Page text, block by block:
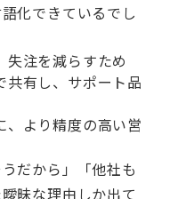
化できているでし
注を減らすため
共有し、サポート品
、より精度の高い営
だから」「他社も
昧な理由しか出て